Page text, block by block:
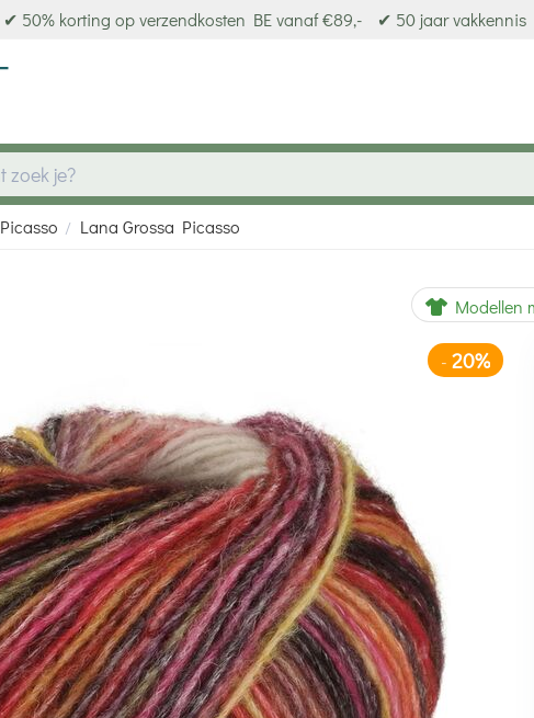
✔ 50% korting op verzendkosten BE vanaf €89,- ✔ 50 jaar vakkennis
Picasso / Lana Grossa Picasso
Modellen